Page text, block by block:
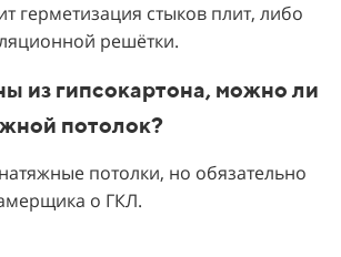
герметизация стыков плит, либо
решётки.
из гипсокартона, можно ли
потолок?
потолки, но обязательно
о ГКЛ.